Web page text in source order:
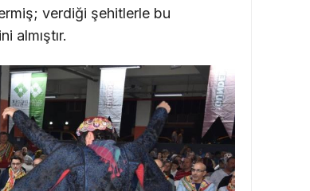
verdiği şehitlerle bu
almıştır.